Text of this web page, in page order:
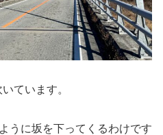
ています。
うに坂を下ってくるわけです